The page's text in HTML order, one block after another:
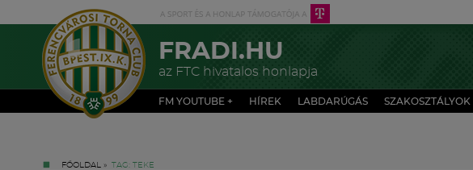
FRADI.HU
az FTC hivatalos honlapja
FM YOUTUBE + HÍREK LABDARÚGÁS SZAKOSZTÁLYOK
FŐOLDAL » TAG: TEKE